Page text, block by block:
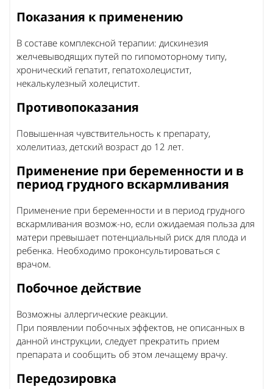
Показания к применению
В составе комплексной терапии: дискинезия
желчевыводящих путей по гипомоторному типу,
хронический гепатит, гепатохолецистит,
некалькулезный холецистит.
Противопоказания
Повышенная чувствительность к препарату,
холелитиаз, детский возраст до 12 лет.
Применение при беременности и в
период грудного вскармливания
Применение при беременности и в период грудного
вскармливания возмож-но, если ожидаемая польза для
матери превышает потенциальный риск для плода и
ребенка. Необходимо проконсультироваться с
врачом.
Побочное действие
Возможны аллергические реакции.
При появлении побочных эффектов, не описанных в
данной инструкции, следует прекратить прием
препарата и сообщить об этом лечащему врачу.
Передозировка